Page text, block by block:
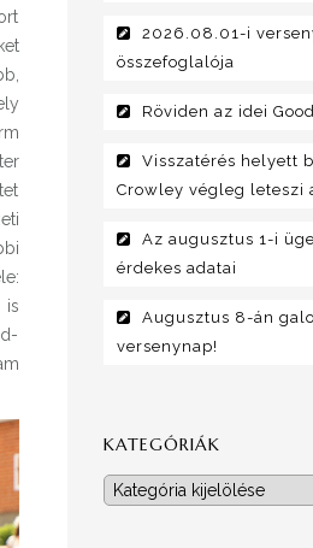
is
2026.08.01-i
összefoglalója
Röviden az idei
Visszatérés helyett
Crowley végleg leteszi
Az augusztus 1-i
érdekes adatai
Augusztus 8-án
versenynap!
KATEGÓRIÁK
Kategóriák